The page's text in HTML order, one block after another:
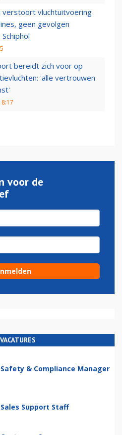
verstoort vluchtuitvoering
geen gevolgen
bereidt zich voor op
'alle vertrouwen
voor de
Safety & Compliance Manager
Sales Support Staff